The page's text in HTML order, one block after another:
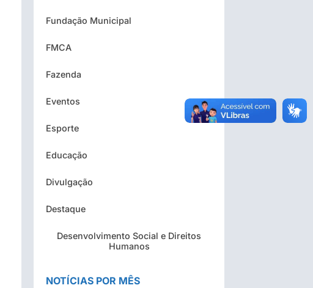
Fundação Municipal
FMCA
Fazenda
Eventos
Esporte
Educação
Divulgação
Destaque
Desenvolvimento Social e Direitos
Humanos
NOTÍCIAS POR MÊS